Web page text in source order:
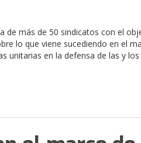
de más de 50 sindicatos con el
lo que viene sucediendo en el
unitarias en la defensa de las y los